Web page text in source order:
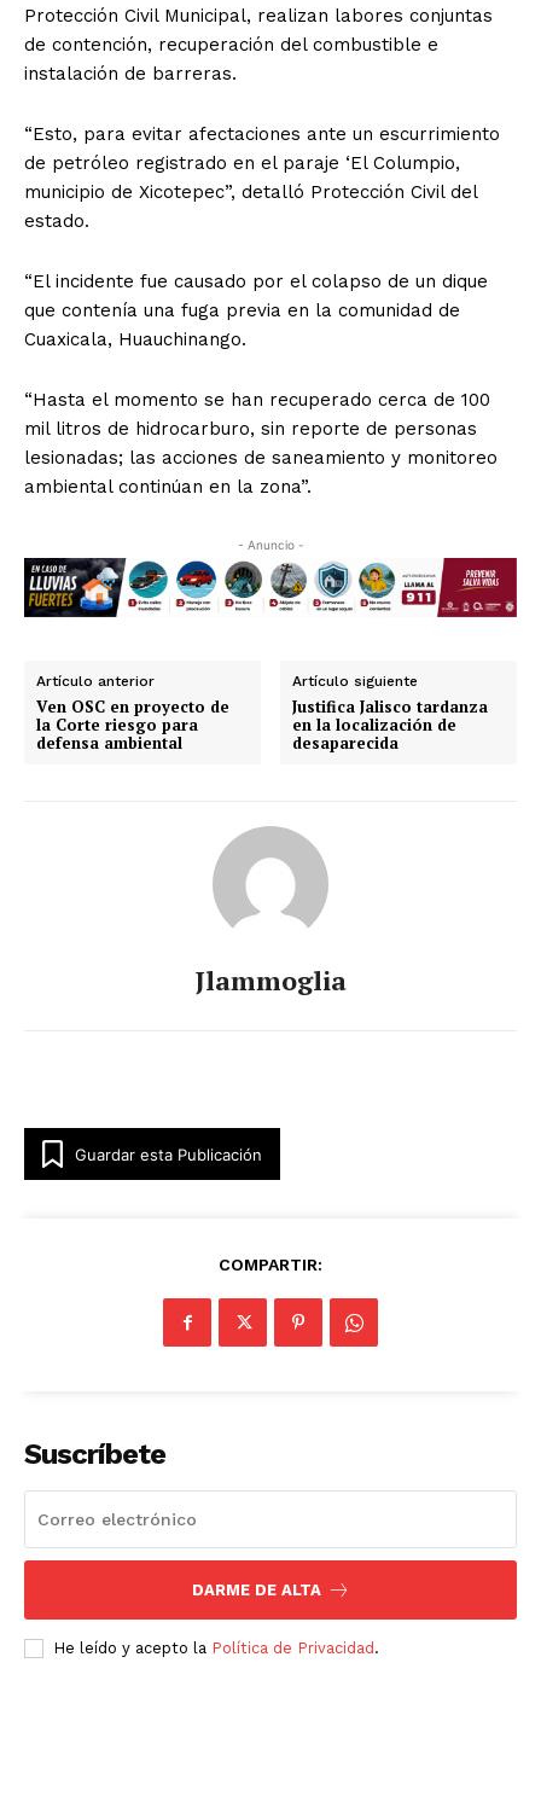
Protección Civil Municipal, realizan labores conjuntas
de contención, recuperación del combustible e
instalación de barreras.
“Esto, para evitar afectaciones ante un escurrimiento
de petróleo registrado en el paraje ‘El Columpio,
municipio de Xicotepec”, detalló Protección Civil del
estado.
“El incidente fue causado por el colapso de un dique
que contenía una fuga previa en la comunidad de
Cuaxicala, Huauchinango.
“Hasta el momento se han recuperado cerca de 100
mil litros de hidrocarburo, sin reporte de personas
lesionadas; las acciones de saneamiento y monitoreo
ambiental continúan en la zona”.
- Anuncio -
Artículo anterior
Ven OSC en proyecto de
la Corte riesgo para
defensa ambiental
Artículo siguiente
Justifica Jalisco tardanza
en la localización de
desaparecida
Jlammoglia
Guardar esta Publicación
COMPARTIR:
Suscríbete
DARME DE ALTA
He leído y acepto la Política de Privacidad .